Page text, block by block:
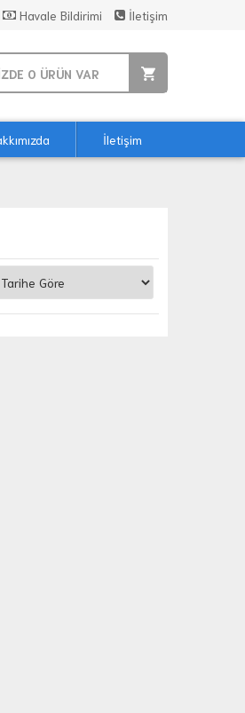
Havale Bildirimi İletişim
0 ÜRÜN VAR
İletişim